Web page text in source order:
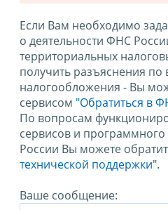
Если Вам необходимо
о деятельности ФНС
территориальных
получить разъяснения по
налогообложения - Вы
сервисом "Обратиться в
По вопросам
сервисов и
России Вы можете
технической поддержки".
Ваше сообщение: